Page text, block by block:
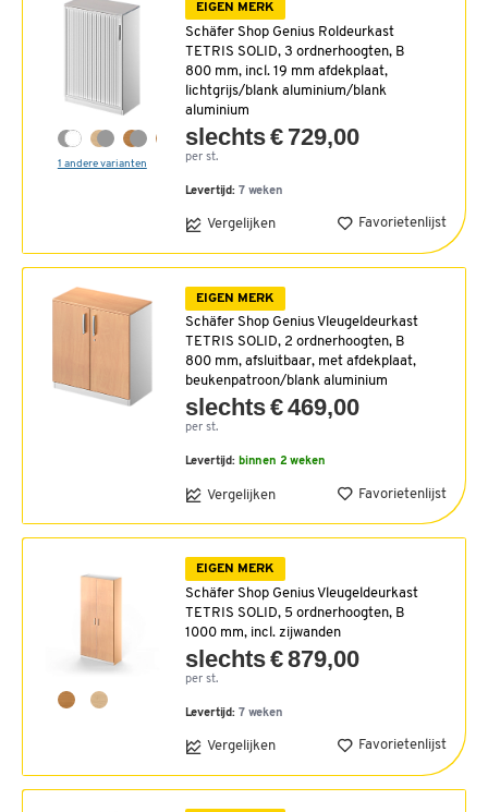
1 andere varianten
EIGEN MERK
Schäfer Shop Genius Roldeurkast
TETRIS SOLID, 3 ordnerhoogten, B
800 mm, incl. 19 mm afdekplaat,
lichtgrijs/blank aluminium/blank
aluminium
slechts € 729,00
per st.
Levertijd: 7 weken
Vergelijken Favorietenlijst
EIGEN MERK
Schäfer Shop Genius Vleugeldeurkast
TETRIS SOLID, 2 ordnerhoogten, B
800 mm, afsluitbaar, met afdekplaat,
beukenpatroon/blank aluminium
slechts € 469,00
per st.
Levertijd: binnen 2 weken
Vergelijken Favorietenlijst
EIGEN MERK
Schäfer Shop Genius Vleugeldeurkast
TETRIS SOLID, 5 ordnerhoogten, B
1000 mm, incl. zijwanden
slechts € 879,00
per st.
Levertijd: 7 weken
Vergelijken Favorietenlijst